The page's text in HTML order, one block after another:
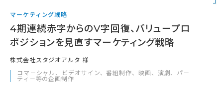
マーケティング戦略
4期連続赤字からのV字回復、バリュープロ
ポジションを見直すマーケティング戦略
株式会社スタジオアルタ 様
コマ－シャル、ビデオサイン、番組制作、映画、演劇、パ－
ティ－等の企画制作